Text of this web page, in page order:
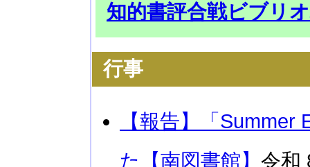
知的書評合戦ビブリ
行事
【報告】「
た【南図書館】 令和